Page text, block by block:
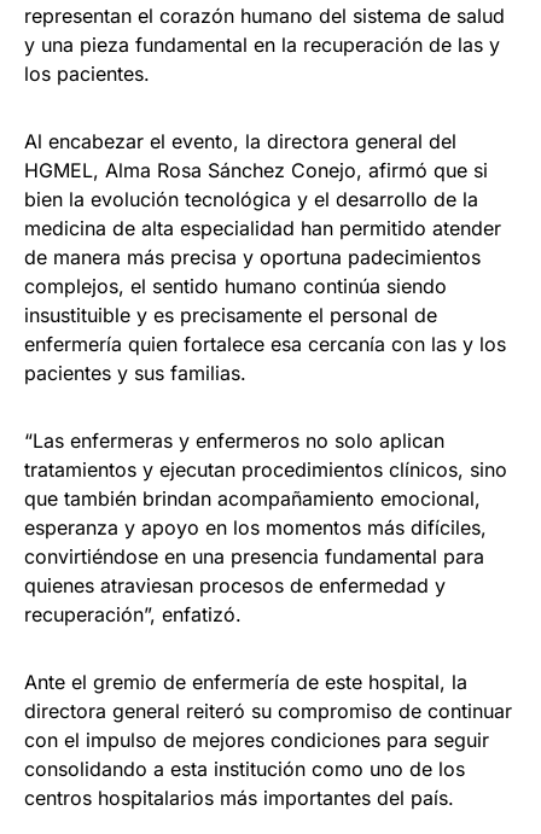
representan el corazón humano del sistema de salud
y una pieza fundamental en la recuperación de las y
los pacientes.
Al encabezar el evento, la directora general del
HGMEL, Alma Rosa Sánchez Conejo, afirmó que si
bien la evolución tecnológica y el desarrollo de la
medicina de alta especialidad han permitido atender
de manera más precisa y oportuna padecimientos
complejos, el sentido humano continúa siendo
insustituible y es precisamente el personal de
enfermería quien fortalece esa cercanía con las y los
pacientes y sus familias.
“Las enfermeras y enfermeros no solo aplican
tratamientos y ejecutan procedimientos clínicos, sino
que también brindan acompañamiento emocional,
esperanza y apoyo en los momentos más difíciles,
convirtiéndose en una presencia fundamental para
quienes atraviesan procesos de enfermedad y
recuperación”, enfatizó.
Ante el gremio de enfermería de este hospital, la
directora general reiteró su compromiso de continuar
con el impulso de mejores condiciones para seguir
consolidando a esta institución como uno de los
centros hospitalarios más importantes del país.